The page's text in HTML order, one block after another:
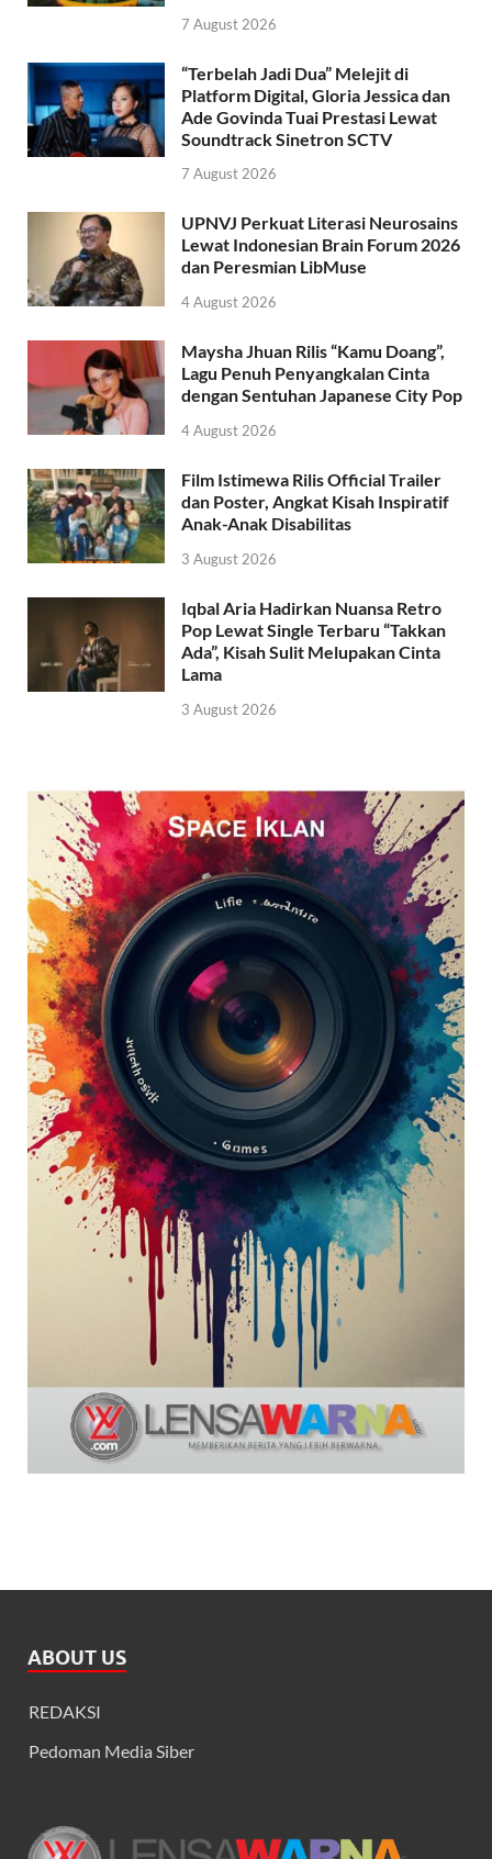
7 August 2026
“Terbelah Jadi Dua” Melejit di
Platform Digital, Gloria Jessica dan
Ade Govinda Tuai Prestasi Lewat
Soundtrack Sinetron SCTV
7 August 2026
UPNVJ Perkuat Literasi Neurosains
Lewat Indonesian Brain Forum 2026
dan Peresmian LibMuse
4 August 2026
Maysha Jhuan Rilis “Kamu Doang”,
Lagu Penuh Penyangkalan Cinta
dengan Sentuhan Japanese City Pop
4 August 2026
Film Istimewa Rilis Official Trailer
dan Poster, Angkat Kisah Inspiratif
Anak-Anak Disabilitas
3 August 2026
Iqbal Aria Hadirkan Nuansa Retro
Pop Lewat Single Terbaru “Takkan
Ada”, Kisah Sulit Melupakan Cinta
Lama
3 August 2026
ABOUT US
REDAKSI
Pedoman Media Siber